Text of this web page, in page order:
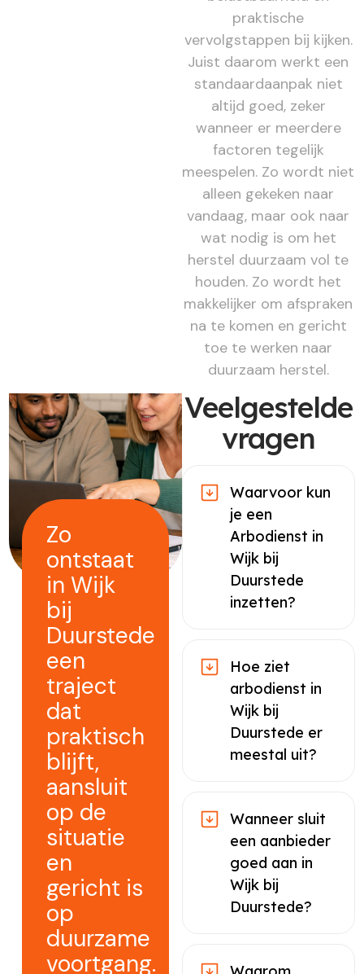
praktische
vervolgstappen bij kijken.
Juist daarom werkt een
standaardaanpak niet
altijd goed, zeker
wanneer er meerdere
factoren tegelijk
meespelen. Zo wordt niet
alleen gekeken naar
vandaag, maar ook naar
wat nodig is om het
herstel duurzaam vol te
houden. Zo wordt het
makkelijker om afspraken
na te komen en gericht
toe te werken naar
duurzaam herstel.
Zo
ontstaat
in Wijk
bij
Duurstede
een
traject
dat
praktisch
blijft,
aansluit
op de
situatie
en
gericht is
op
duurzame
voortgang.
Veelgestelde
vragen
Waarvoor kun
je een
Arbodienst in
Wijk bij
Duurstede
inzetten?
Hoe ziet
arbodienst in
Wijk bij
Duurstede er
meestal uit?
Wanneer sluit
een aanbieder
goed aan in
Wijk bij
Duurstede?